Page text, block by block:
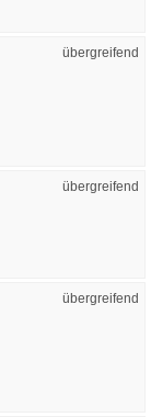
übergreifend
übergreifend
übergreifend